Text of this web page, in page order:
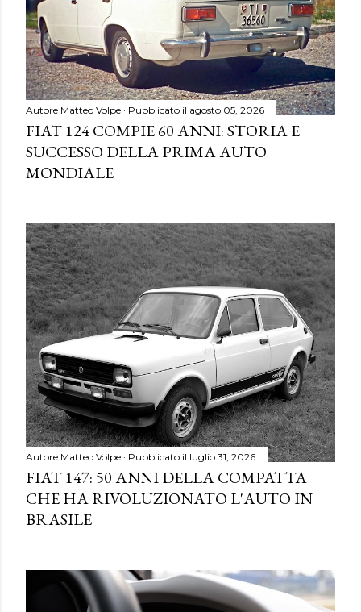
Autore Matteo Volpe Pubblicato il agosto 05, 2026
FIAT 124 COMPIE 60 ANNI: STORIA E
SUCCESSO DELLA PRIMA AUTO
MONDIALE
Autore Matteo Volpe Pubblicato il luglio 31, 2026
FIAT 147: 50 ANNI DELLA COMPATTA
CHE HA RIVOLUZIONATO L'AUTO IN
BRASILE